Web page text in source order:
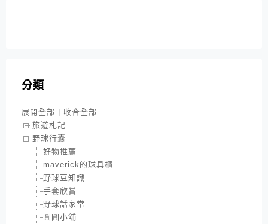
分類
展開全部
收合全部
旅遊札記
野球行囊
好物推薦
maverick的球具櫃
野球豆知識
手套欣賞
野球話家常
圓圓小舖